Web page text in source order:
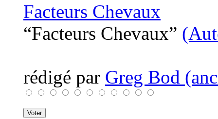
Facteurs Chevaux
“Facteurs Chevaux”
rédigé par Greg Bod